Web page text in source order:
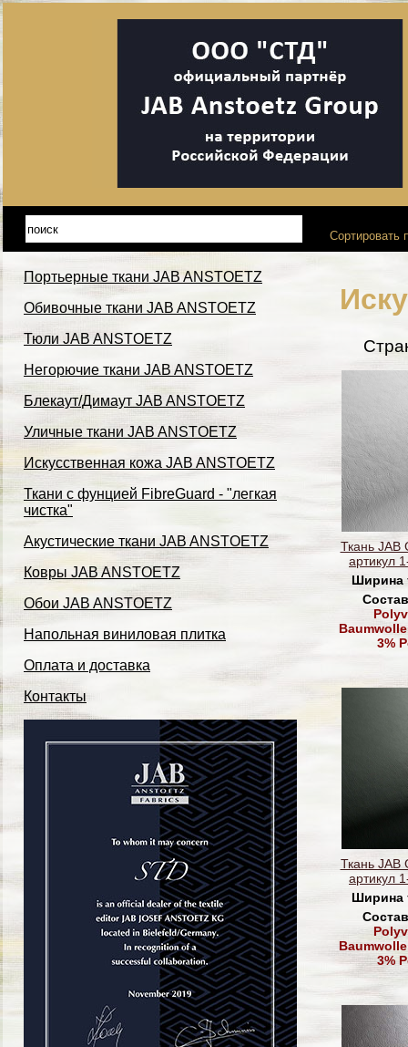
Портьерные ткани JAB ANSTOETZ
Обивочные ткани JAB ANSTOETZ
Тюли JAB ANSTOETZ
Негорючие ткани JAB ANSTOETZ
Блекаут/Димаут JAB ANSTOETZ
Уличные ткани JAB ANSTOETZ
Искусственная кожа JAB ANSTOETZ
Ткани с фунцией FibreGuard - "легкая
чистка"
Акустические ткани JAB ANSTOETZ
Ковры JAB ANSTOETZ
Обои JAB ANSTOETZ
Напольная виниловая плитка
Оплата и доставка
Контакты
Сортировать
Ткань JAB
артикул
Ширина
3%
Ткань JAB
артикул
Ширина
3%